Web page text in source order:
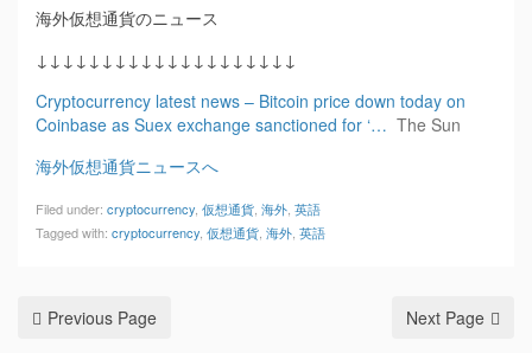
海外仮想通貨のニュース
↓↓↓↓↓↓↓↓↓↓↓↓↓↓↓↓↓↓↓↓
Cryptocurrency latest news – Bitcoin price down today on
Coinbase as Suex exchange sanctioned for ‘… The Sun
海外仮想通貨ニュースへ
Filed under: cryptocurrency 仮想通貨 海外 英語
Tagged with: cryptocurrency 仮想通貨 海外 英語
Previous Page Next Page